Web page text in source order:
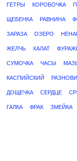
ГЕТРЫ КОРОБОЧКА
ЩЕБЕНКА РАВНИНА
ЗАРАЗА ОЗЕРО
ЖЕЛЧЬ ХАЛАТ
СУМОЧКА ЧАСЫ
КАСПИЙСКИЙ
ДОЩЕЧКА СЕРДЦЕ
ГАЛКА ФРАК ЗМЕЙКА